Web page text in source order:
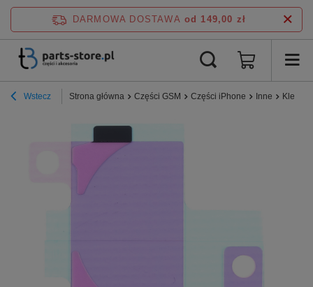
DARMOWA DOSTAWA od 149,00 zł
Wstecz Strona główna Części GSM Części iPhone Inne Klej do